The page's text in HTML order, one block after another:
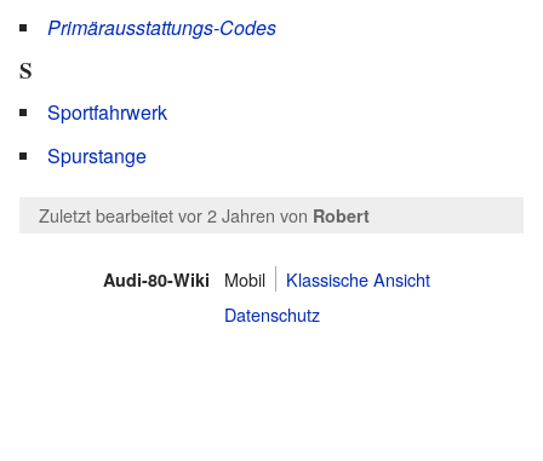
Primärausstattungs-Codes
S
Sportfahrwerk
Spurstange
Zuletzt bearbeitet vor 2 Jahren von Robert
Audi-80-Wiki Mobil
Klassische Ansicht
Datenschutz